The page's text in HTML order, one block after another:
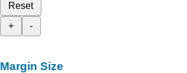
Reset
+
-
Margin Size